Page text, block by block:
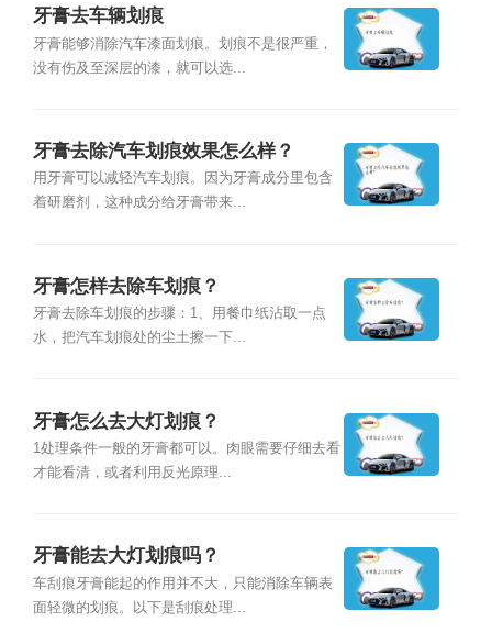
牙膏去车辆划痕
牙膏能够消除汽车漆面划痕。划痕不是很严重，
没有伤及至深层的漆，就可以选...
牙膏去除汽车划痕效果怎么样？
用牙膏可以减轻汽车划痕。因为牙膏成分里包含
着研磨剂，这种成分给牙膏带来...
牙膏怎样去除车划痕？
牙膏去除车划痕的步骤：1、用餐巾纸沾取一点
水，把汽车划痕处的尘土擦一下...
牙膏怎么去大灯划痕？
1处理条件一般的牙膏都可以。肉眼需要仔细去看
才能看清，或者利用反光原理...
牙膏能去大灯划痕吗？
车刮痕牙膏能起的作用并不大，只能消除车辆表
面轻微的划痕。以下是刮痕处理...